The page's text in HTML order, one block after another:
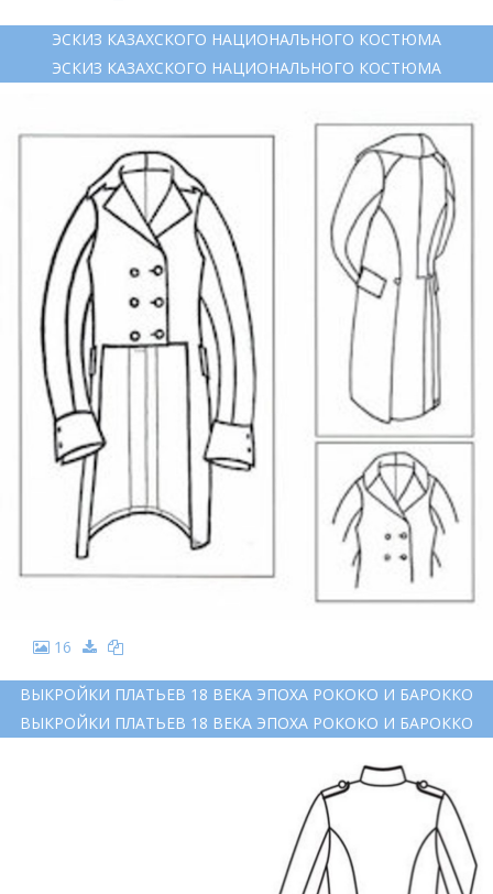
ЭСКИЗ КАЗАХСКОГО НАЦИОНАЛЬНОГО КОСТЮМА
ЭСКИЗ КАЗАХСКОГО НАЦИОНАЛЬНОГО КОСТЮМА
16
ВЫКРОЙКИ ПЛАТЬЕВ 18 ВЕКА ЭПОХА РОКОКО И БАРОККО
ВЫКРОЙКИ ПЛАТЬЕВ 18 ВЕКА ЭПОХА РОКОКО И БАРОККО